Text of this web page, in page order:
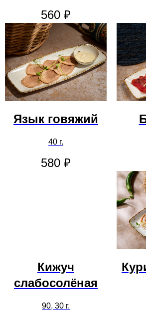
560 ₽
Язык говяжий
40 г.
580 ₽
Кижуч
слабосолёная
90, 30 г.